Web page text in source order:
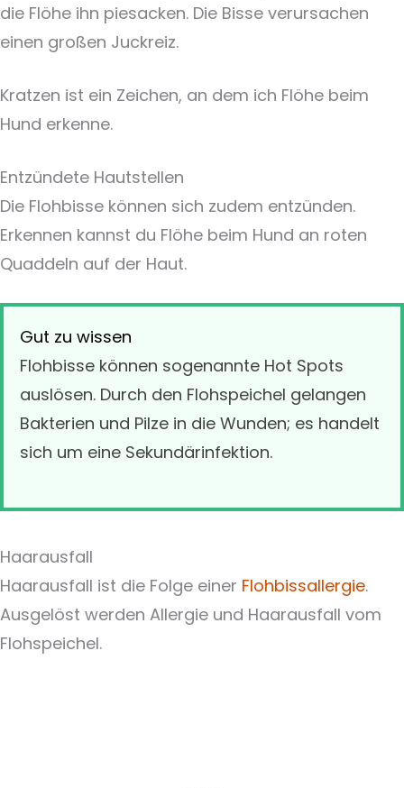
die Flöhe ihn piesacken. Die Bisse verursachen
einen großen Juckreiz.
Kratzen ist ein Zeichen, an dem ich Flöhe beim
Hund erkenne.
Entzündete Hautstellen
Die Flohbisse können sich zudem entzünden.
Erkennen kannst du Flöhe beim Hund an roten
Quaddeln auf der Haut.
Gut zu wissen
Flohbisse können sogenannte Hot Spots
auslösen. Durch den Flohspeichel gelangen
Bakterien und Pilze in die Wunden; es handelt
sich um eine Sekundärinfektion.
Haarausfall
Haarausfall ist die Folge einer Flohbissallergie.
Ausgelöst werden Allergie und Haarausfall vom
Flohspeichel.